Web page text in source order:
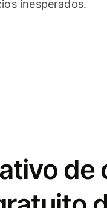
inesperados.
de